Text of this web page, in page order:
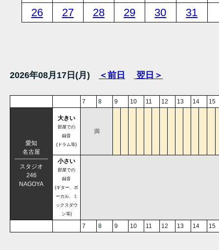
26
27 28 29 30 31
2026年08月17日(月) ＜前日 翌日＞
7 8 9 10 11 12 13 14 15
愛知
名古屋
スタジオ
246
NAGOYA
大きい
部屋での
録音
(ドラム等)
満
小さい
部屋での
録音
(ギター、ボ
ーカル、ミ
ックスダウ
ン等)
7 8 9 10 11 12 13 14 15